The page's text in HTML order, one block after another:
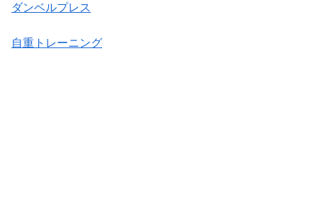
ダンベルプレス
自重トレーニング